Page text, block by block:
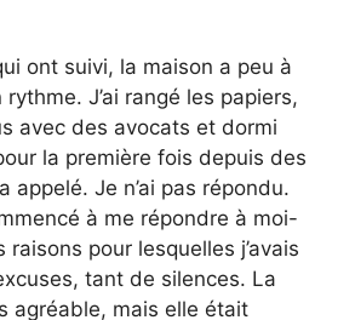
ont suivi, la maison a peu à
J’ai rangé les papiers,
avec des avocats et dormi
la première fois depuis des
appelé. Je n’ai pas répondu.
à me répondre à moi-
pour lesquelles j’avais
tant de silences. La
agréable, mais elle était